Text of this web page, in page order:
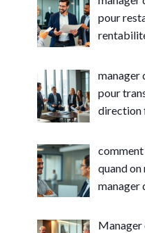
pour
manager
pour
direction
quand on
manager
Manager